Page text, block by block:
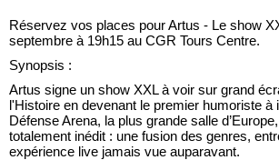
Réservez vos places pour Artus - Le show
septembre à 19h15 au CGR Tours Centre.
Synopsis :
Artus signe un show XXL à voir sur grand
l'Histoire en devenant le premier humoriste à
Défense Arena, la plus grande salle
totalement inédit : une fusion des genres,
expérience live jamais vue auparavant.